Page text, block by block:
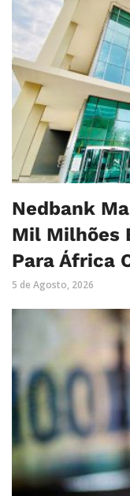
Nedbank
Mil Milhões
Para África
5 de Agosto, 2026